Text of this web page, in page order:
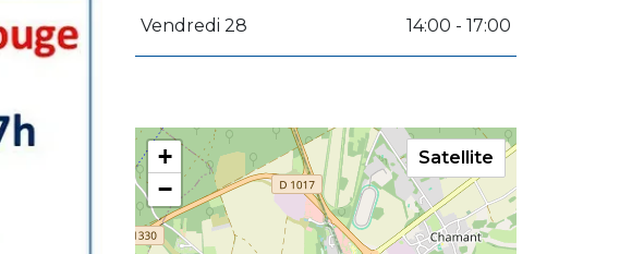
Vendredi 28
14:00 - 17:00
+
−
Satellite